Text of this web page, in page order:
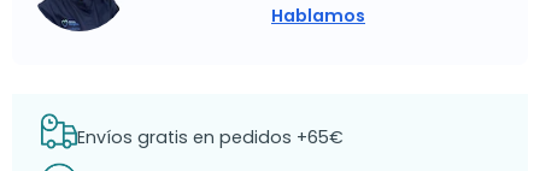
Hablamos
Envíos gratis en pedidos +65€